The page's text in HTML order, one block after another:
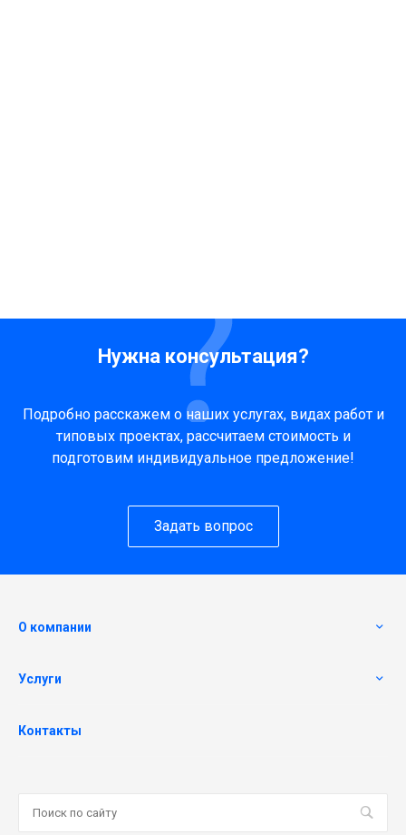
Нужна консультация?
Подробно расскажем о наших услугах, видах работ и
типовых проектах, рассчитаем стоимость и
подготовим индивидуальное предложение!
Задать вопрос
О компании
Услуги
Контакты